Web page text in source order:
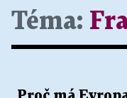
Téma: